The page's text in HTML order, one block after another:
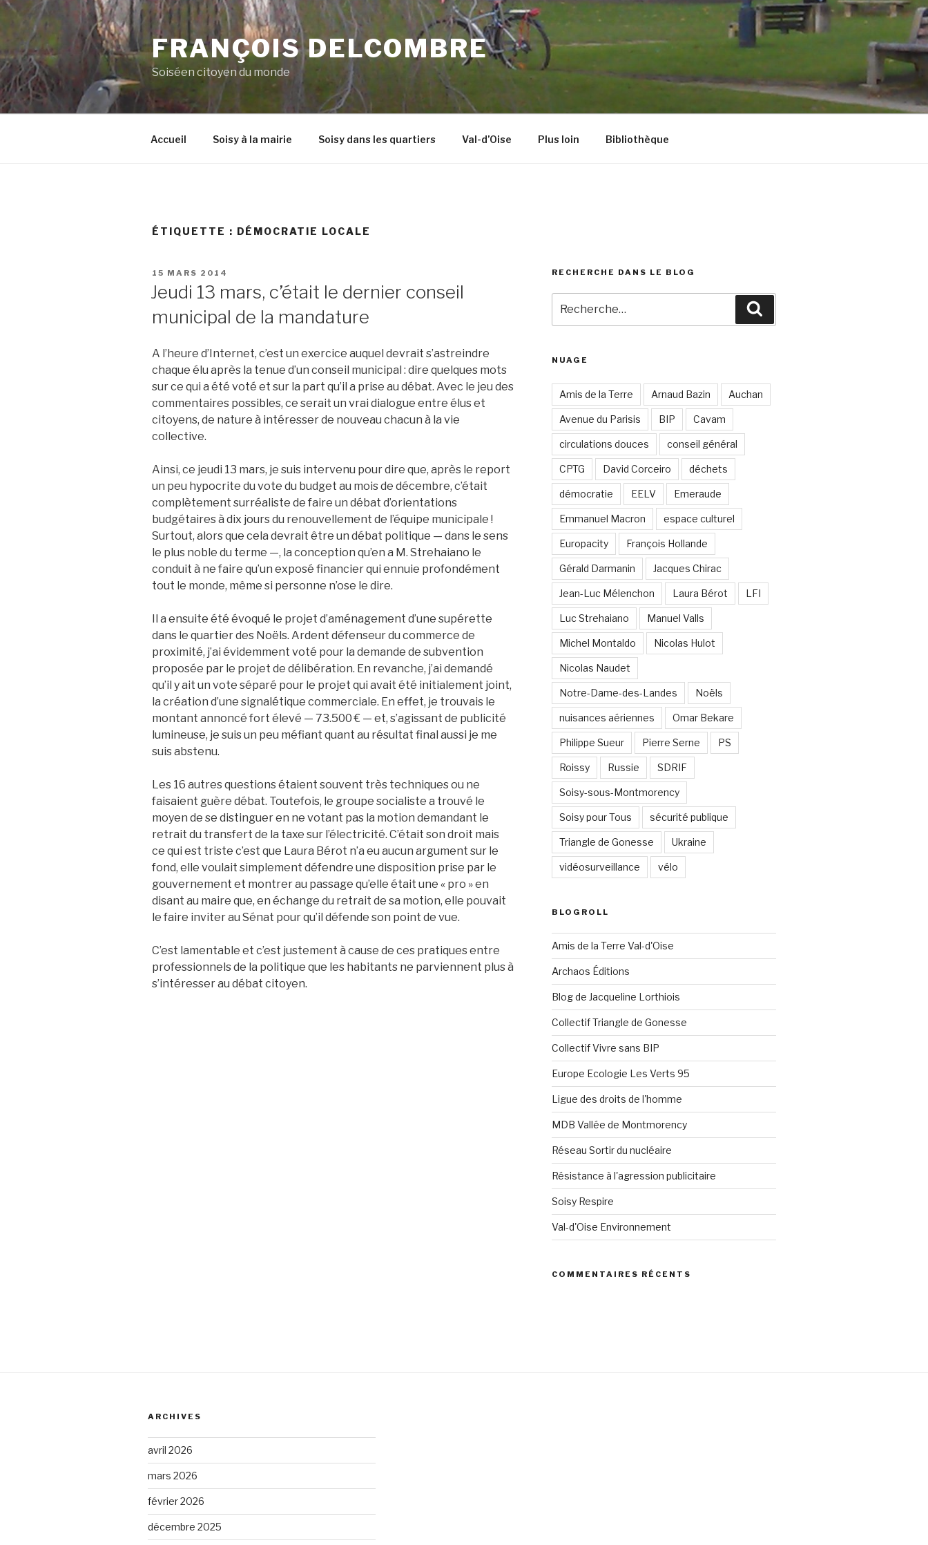
Aller
contenu
principal
FRANÇOIS DELCOMBRE
Soiséen citoyen du monde
Accueil Soisy à la mairie Soisy dans les quartiers Val-d’Oise Plus loin Bibliothèque
ÉTIQUETTE : DÉMOCRATIE LOCALE
PUBLIÉ
LE
15 MARS 2014
Jeudi 13 mars, c’était le dernier conseil
municipal de la mandature
A l’heure d’Internet, c’est un exercice auquel devrait s’astreindre
chaque élu après la tenue d’un conseil municipal : dire quelques mots
sur ce qui a été voté et sur la part qu’il a prise au débat. Avec le jeu des
commentaires possibles, ce serait un vrai dialogue entre élus et
citoyens, de nature à intéresser de nouveau chacun à la vie
collective.
Ainsi, ce jeudi 13 mars, je suis intervenu pour dire que, après le report
un peu hypocrite du vote du budget au mois de décembre, c’était
complètement surréaliste de faire un débat d’orientations
budgétaires à dix jours du renouvellement de l’équipe municipale !
Surtout, alors que cela devrait être un débat politique — dans le sens
le plus noble du terme —, la conception qu’en a M. Strehaiano le
conduit à ne faire qu’un exposé financier qui ennuie profondément
tout le monde, même si personne n’ose le dire.
Il a ensuite été évoqué le projet d’aménagement d’une supérette
dans le quartier des Noëls. Ardent défenseur du commerce de
proximité, j’ai évidemment voté pour la demande de subvention
proposée par le projet de délibération. En revanche, j’ai demandé
qu’il y ait un vote séparé pour le projet qui avait été initialement joint,
la création d’une signalétique commerciale. En effet, je trouvais le
montant annoncé fort élevé — 73.500 € — et, s’agissant de publicité
lumineuse, je suis un peu méfiant quant au résultat final aussi je me
suis abstenu.
Les 16 autres questions étaient souvent très techniques ou ne
faisaient guère débat. Toutefois, le groupe socialiste a trouvé le
moyen de se distinguer en ne votant pas la motion demandant le
retrait du transfert de la taxe sur l’électricité. C’était son droit mais
ce qui est triste c’est que Laura Bérot n’a eu aucun argument sur le
fond, elle voulait simplement défendre une disposition prise par le
gouvernement et montrer au passage qu’elle était une « pro » en
disant au maire que, en échange du retrait de sa motion, elle pouvait
le faire inviter au Sénat pour qu’il défende son point de vue.
C’est lamentable et c’est justement à cause de ces pratiques entre
professionnels de la politique que les habitants ne parviennent plus à
s’intéresser au débat citoyen.
RECHERCHE DANS LE BLOG
pour
NUAGE
Amis de la Terre Arnaud Bazin Auchan
Avenue du Parisis BIP Cavam
circulations douces conseil général
CPTG David Corceiro déchets
démocratie EELV Emeraude
Emmanuel Macron espace culturel
Europacity François Hollande
Gérald Darmanin Jacques Chirac
Jean-Luc Mélenchon Laura Bérot LFI
Luc Strehaiano Manuel Valls
Michel Montaldo Nicolas Hulot
Nicolas Naudet
Notre-Dame-des-Landes Noëls
nuisances aériennes Omar Bekare
Philippe Sueur Pierre Serne PS
Roissy Russie SDRIF
Soisy-sous-Montmorency
Soisy pour Tous sécurité publique
Triangle de Gonesse Ukraine
vidéosurveillance vélo
BLOGROLL
Amis de la Terre Val-d'Oise
Archaos Éditions
Blog de Jacqueline Lorthiois
Collectif Triangle de Gonesse
Collectif Vivre sans BIP
Europe Ecologie Les Verts 95
Ligue des droits de l'homme
MDB Vallée de Montmorency
Réseau Sortir du nucléaire
Résistance à l'agression publicitaire
Soisy Respire
Val-d'Oise Environnement
COMMENTAIRES RÉCENTS
ARCHIVES
avril 2026
mars 2026
février 2026
décembre 2025